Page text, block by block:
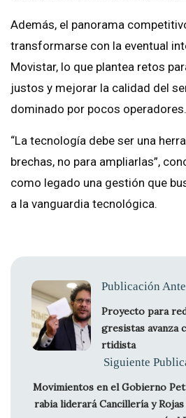
Además, el panorama
transformarse con la eventual
Movistar, lo que plantea retos
justos y mejorar la calidad del
dominado por pocos operadores.
“La tecnología debe ser una
brechas, no para ampliarlas”,
como legado una gestión que
a la vanguardia tecnológica.
Publicación
Proyecto para
gresistas avanza
rtidista
Siguiente
Movimientos en el Gobierno
rabia liderará Cancillería y